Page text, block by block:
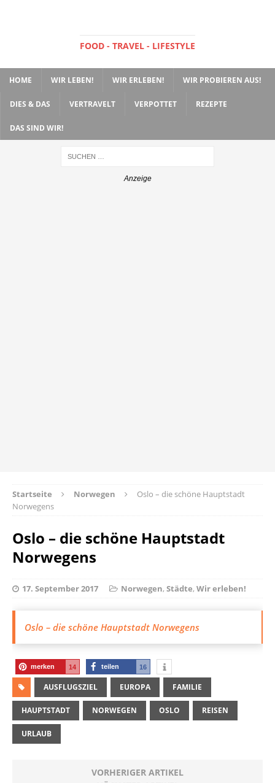
FOOD - TRAVEL - LIFESTYLE
HOME WIR LEBEN! WIR ERLEBEN! WIR PROBIEREN AUS!
DIES & DAS VERTRAVELT VERPOTTET REZEPTE
DAS SIND WIR!
Startseite Norwegen
Oslo – die schöne Hauptstadt
Norwegens
Oslo – die schöne Hauptstadt
Norwegens
17. September 2017 Norwegen, Städte, Wir erleben!
Oslo – die schöne Hauptstadt Norwegens
merken 14 teilen 16
AUSFLUGSZIEL EUROPA FAMILIE
HAUPTSTADT NORWEGEN OSLO REISEN
URLAUB
VORHERIGER ARTIKEL